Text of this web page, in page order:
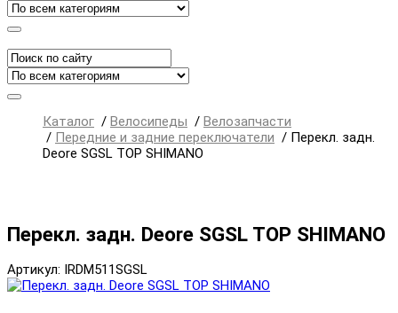
Каталог / Велосипеды / Велозапчасти
/ Передние и задние переключатели / Перекл. задн.
Deore SGSL TOP SHIMANO
Перекл. задн. Deore SGSL TOP SHIMANO
Артикул: IRDM511SGSL